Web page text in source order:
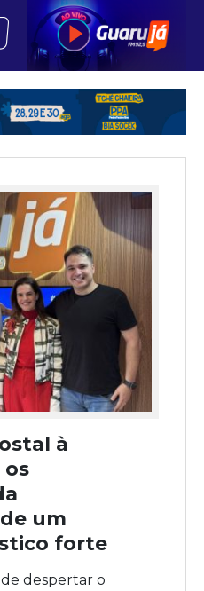
à
os
um
forte
despertar o